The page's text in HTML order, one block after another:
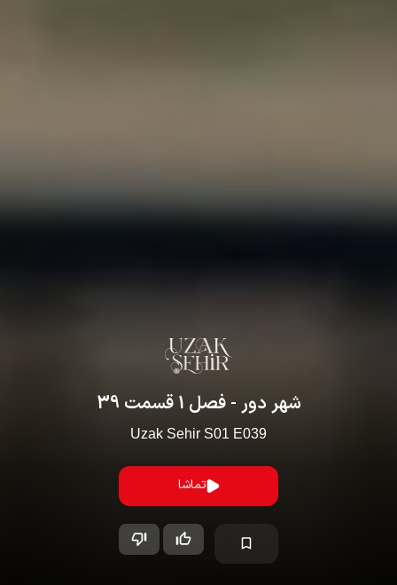
شهر دور - فصل 1 قسمت 39
Uzak Sehir S01 E039
تماشا